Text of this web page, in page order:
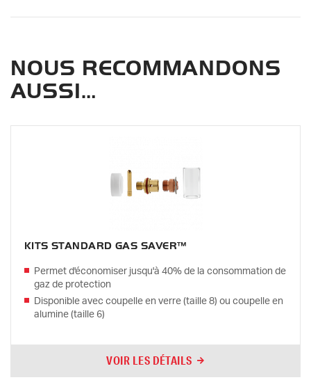
NOUS RECOMMANDONS
AUSSI…
KITS STANDARD GAS SAVER™
Permet d'économiser jusqu'à 40% de la consommation de
gaz de protection
Disponible avec coupelle en verre (taille 8) ou coupelle en
alumine (taille 6)
VOIR LES DÉTAILS